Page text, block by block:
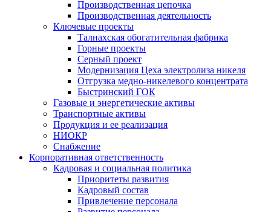
Производственная цепочка
Производственная деятельность
Ключевые проекты
Талнахская обогатительная фабрика
Горные проекты
Серный проект
Модернизация Цеха электролиза никеля
Отгрузка медно-никелевого концентрата
Быстринский ГОК
Газовые и энергетические активы
Транспортные активы
Продукция и ее реализация
НИОКР
Снабжение
Корпоративная ответственность
Кадровая и социальная политика
Приоритеты развития
Кадровый состав
Привлечение персонала